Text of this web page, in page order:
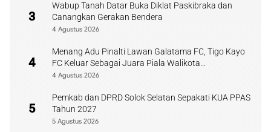
3
Wabup Tanah Datar Buka Diklat Paskibraka dan
Canangkan Gerakan Bendera
4 Agustus 2026
4
Menang Adu Pinalti Lawan Galatama FC, Tigo Kayo
FC Keluar Sebagai Juara Piala Walikota
Payakumbuh
4 Agustus 2026
5
Pemkab dan DPRD Solok Selatan Sepakati KUA PPAS
Tahun 2027
5 Agustus 2026